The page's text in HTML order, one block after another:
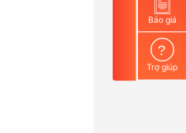
Báo giá
?
Trợ giúp